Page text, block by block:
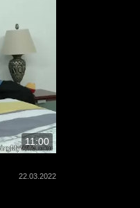
11:00
22.03.2022